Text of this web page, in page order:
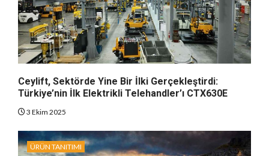
Ceylift, Sektörde Yine Bir İlki Gerçekleştirdi:
Türkiye’nin İlk Elektrikli Telehandler’ı CTX630E
3 Ekim 2025
ÜRÜN TANITIMI